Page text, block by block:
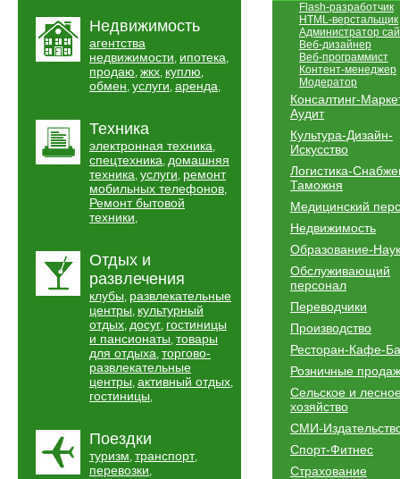
Недвижимость
агентства
недвижимости, ипотека,
продаю, жкх, куплю,
обмен, услуги, аренда,
Техника
электронная техника,
спецтехника, домашняя
техника, услуги, ремонт
мобильных телефонов,
Ремонт бытовой
техники,
Отдых и
развлечения
клубы, развлекательные
центры, культурный
отдых, досуг, гостиницы
и пансионаты, товары
для отдыха, торгово-
развлекательные
центры, активный отдых,
гостиницы,
Поездки
туризм, транспорт,
перевозки,
Flash-разработчик
HTML-верстальщик
Администратор
Веб-дизайнер
Веб-программист
Контент-менеджер
Модератор
Консалтинг-
Аудит
Культура-Дизайн-
Искусство
Логистика-
Таможня
Медицинский
Недвижимость
Образование-
Обслуживающий
персонал
Переводчики
Производство
Ресторан-Кафе-
Розничные
Сельское и
хозяйство
СМИ-
Спорт-Фитнес
Страхование